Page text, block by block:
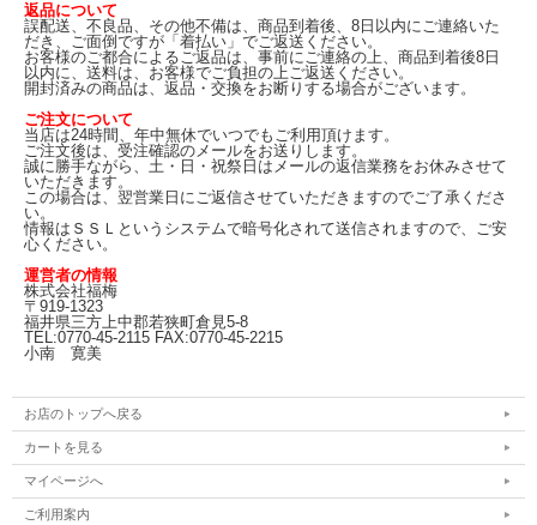
返品について
誤配送、不良品、その他不備は、商品到着後、8日以内にご連絡いた
だき、ご面倒ですが「着払い」でご返送ください。
お客様のご都合によるご返品は、事前にご連絡の上、商品到着後8日
以内に、送料は、お客様でご負担の上ご返送ください。
開封済みの商品は、返品・交換をお断りする場合がございます。
ご注文について
当店は24時間、年中無休でいつでもご利用頂けます。
ご注文後は、受注確認のメールをお送りします。
誠に勝手ながら、土・日・祝祭日はメールの返信業務をお休みさせて
いただきます。
この場合は、翌営業日にご返信させていただきますのでご了承くださ
い。
情報はＳＳＬというシステムで暗号化されて送信されますので、ご安
心ください。
運営者の情報
株式会社福梅
〒919-1323
福井県三方上中郡若狭町倉見5-8
TEL:0770-45-2115 FAX:0770-45-2215
小南 寛美
お店のトップへ戻る
カートを見る
マイページへ
ご利用案内